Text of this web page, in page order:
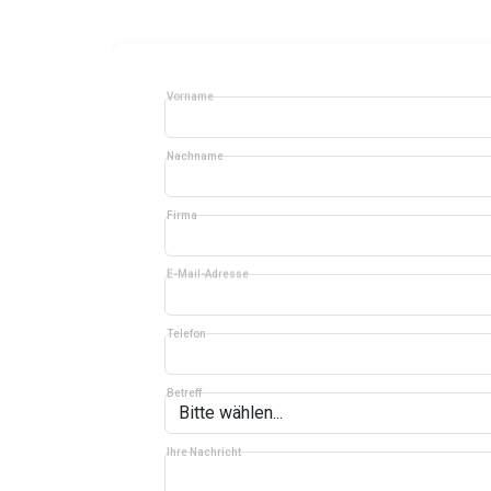
Vorname
Nachname
Firma
E-Mail-Adresse
Telefon
Betreff
Ihre Nachricht